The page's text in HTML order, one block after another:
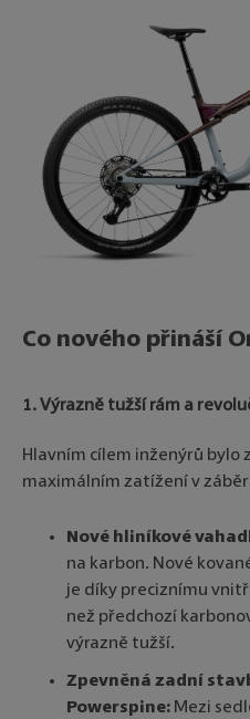
Co nového přináší
1. Výrazně tužší rám a
Hlavním cílem inženýrů bylo
maximálním zatížení v
Nové hliníkové
na karbon. Nové
je díky preciznímu
než předchozí
výrazně tužší.
Zpevněná zadní
Powerspine: Mezi